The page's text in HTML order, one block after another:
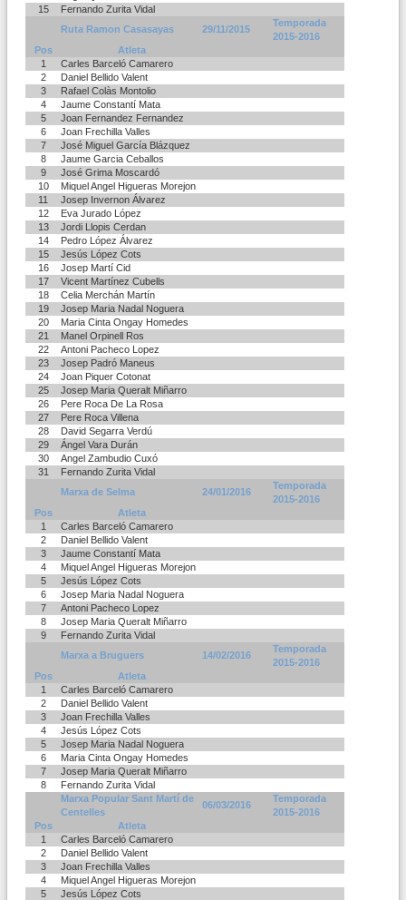
15
Fernando Zurita Vidal
Ruta Ramon Casasayas
29/11/2015
Temporada
2015-2016
Pos
Atleta
1
Carles Barceló Camarero
2
Daniel Bellido Valent
3
Rafael Colàs Montolio
4
Jaume Constantí Mata
5
Joan Fernandez Fernandez
6
Joan Frechilla Valles
7
José Miguel García Blázquez
8
Jaume Garcia Ceballos
9
José Grima Moscardó
10
Miquel Angel Higueras Morejon
11
Josep Invernon Álvarez
12
Eva Jurado López
13
Jordi Llopis Cerdan
14
Pedro López Álvarez
15
Jesús López Cots
16
Josep Martí Cid
17
Vicent Martínez Cubells
18
Celia Merchán Martín
19
Josep Maria Nadal Noguera
20
Maria Cinta Ongay Homedes
21
Manel Orpinell Ros
22
Antoni Pacheco Lopez
23
Josep Padró Maneus
24
Joan Piquer Cotonat
25
Josep Maria Queralt Miñarro
26
Pere Roca De La Rosa
27
Pere Roca Villena
28
David Segarra Verdú
29
Ángel Vara Durán
30
Angel Zambudio Cuxó
31
Fernando Zurita Vidal
Marxa de Selma
24/01/2016
Temporada
2015-2016
Pos
Atleta
1
Carles Barceló Camarero
2
Daniel Bellido Valent
3
Jaume Constantí Mata
4
Miquel Angel Higueras Morejon
5
Jesús López Cots
6
Josep Maria Nadal Noguera
7
Antoni Pacheco Lopez
8
Josep Maria Queralt Miñarro
9
Fernando Zurita Vidal
Marxa a Bruguers
14/02/2016
Temporada
2015-2016
Pos
Atleta
1
Carles Barceló Camarero
2
Daniel Bellido Valent
3
Joan Frechilla Valles
4
Jesús López Cots
5
Josep Maria Nadal Noguera
6
Maria Cinta Ongay Homedes
7
Josep Maria Queralt Miñarro
8
Fernando Zurita Vidal
Marxa Popular Sant Martí de
Centelles
06/03/2016
Temporada
2015-2016
Pos
Atleta
1
Carles Barceló Camarero
2
Daniel Bellido Valent
3
Joan Frechilla Valles
4
Miquel Angel Higueras Morejon
5
Jesús López Cots